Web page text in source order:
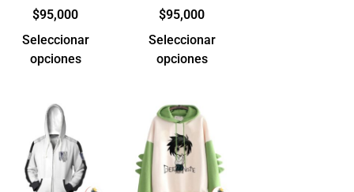
$95,000
Seleccionar
opciones
$95,000
Seleccionar
opciones